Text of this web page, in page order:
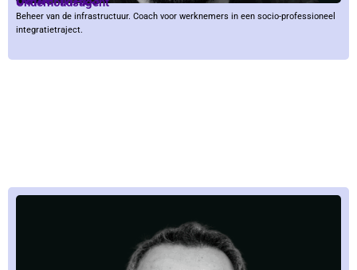
Beheer van de infrastructuur. Coach voor werknemers in een socio-professioneel
integratietraject.